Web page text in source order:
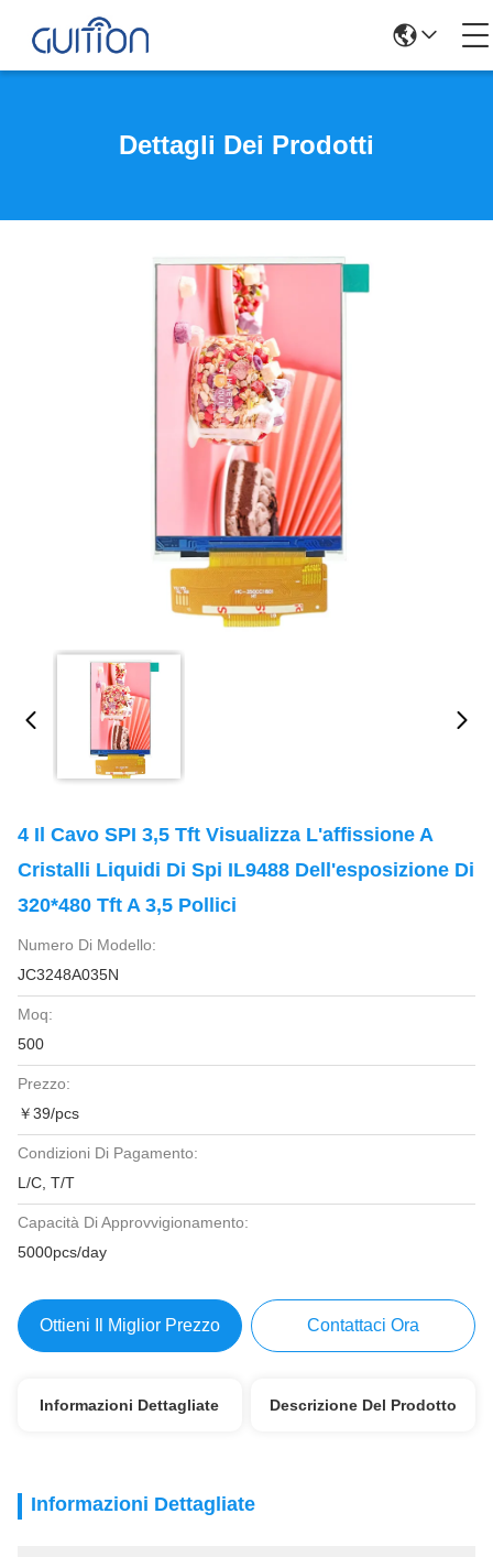
Dettagli Dei Prodotti
4 Il Cavo SPI 3,5 Tft Visualizza L'affissione A
Cristalli Liquidi Di Spi IL9488 Dell'esposizione Di
320*480 Tft A 3,5 Pollici
Numero Di Modello:
JC3248A035N
Moq:
500
Prezzo:
￥39/pcs
Condizioni Di Pagamento:
L/C, T/T
Capacità Di Approvvigionamento:
5000pcs/day
Ottieni Il Miglior Prezzo Contattaci Ora
Informazioni Dettagliate Descrizione Del Prodotto
Informazioni Dettagliate